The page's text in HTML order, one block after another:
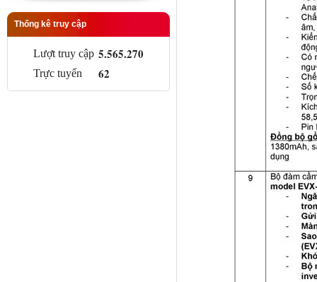
Thống kê truy cập
Lượt truy cập 5.565.270
Trực tuyến 62